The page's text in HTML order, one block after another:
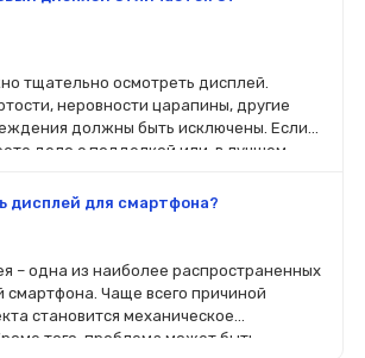
тщательно осмотреть дисплей.
неровности царапины, другие
должны быть исключены. Если
дело с подделкой или, в лучшем
дисплей для смартфона?
– одна из наиболее распространенных
смартфона. Чаще всего причиной
становится механическое
того, проблема может быть